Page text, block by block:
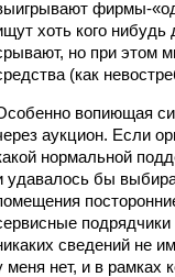
фирмы-
хоть кого
но при этом
(как
вопиющая
аукцион. Если
нормальной
удавалось бы
сведений не
меня нет, и в рамках